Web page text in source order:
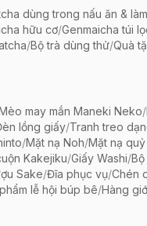
dùng trong nấu ăn &
hữu cơ/Genmaicha túi
/Bộ trà dùng thử/Quà
may mắn Maneki Neko/
lồng giấy/Tranh treo
/Mặt nạ Noh/Mặt nạ quỷ
Kakejiku/Giấy Washi/
Sake/Đĩa phục vụ/Chén
lễ hội búp bê/Hàng